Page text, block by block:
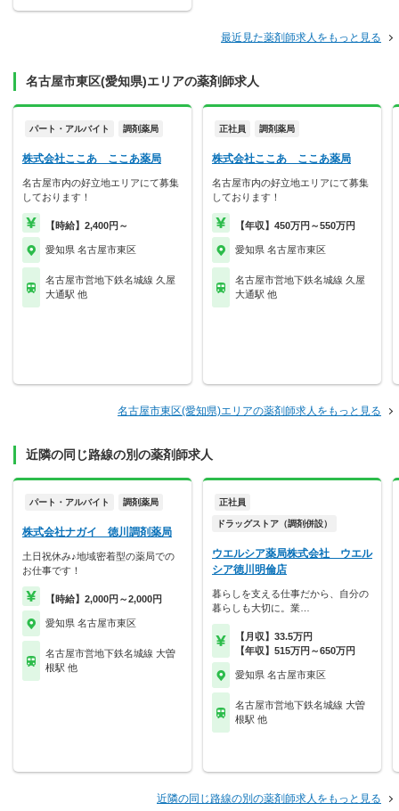
最近見た薬剤師求人をもっと見る
名古屋市東区(愛知県)エリアの薬剤師求人
パート・アルバイト 調剤薬局
株式会社ここあ ここあ薬局
名古屋市内の好立地エリアにて募集
しております！
【時給】2,400円～
愛知県 名古屋市東区
名古屋市営地下鉄名城線 久屋
大通駅 他
正社員 調剤薬局
株式会社ここあ ここあ薬局
名古屋市内の好立地エリアにて募集
しております！
【年収】450万円～550万円
愛知県 名古屋市東区
名古屋市営地下鉄名城線 久屋
大通駅 他
名古屋市東区(愛知県)エリアの薬剤師求人をもっと見る
近隣の同じ路線の別の薬剤師求人
パート・アルバイト 調剤薬局
株式会社ナガイ 徳川調剤薬局
土日祝休み♪地域密着型の薬局での
お仕事です！
【時給】2,000円～2,000円
愛知県 名古屋市東区
名古屋市営地下鉄名城線 大曽
根駅 他
正社員
ドラッグストア（調剤併設）
ウエルシア薬局株式会社 ウエル
シア徳川明倫店
暮らしを支える仕事だから、自分の
暮らしも大切に。業…
【月収】33.5万円
【年収】515万円～650万円
愛知県 名古屋市東区
名古屋市営地下鉄名城線 大曽
根駅 他
近隣の同じ路線の別の薬剤師求人をもっと見る